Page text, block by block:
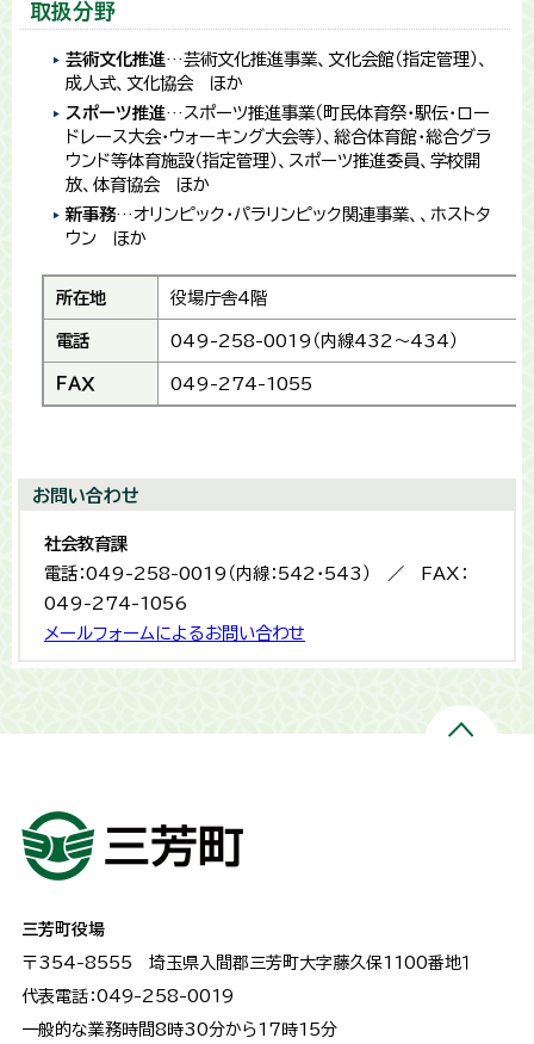
取扱分野
芸術文化推進…芸術文化推進事業、文化会館（指定管理）、
成人式、文化協会 ほか
スポーツ推進…スポーツ推進事業（町民体育祭・駅伝・ロー
ドレース大会・ウォーキング大会等）、総合体育館・総合グラ
ウンド等体育施設（指定管理）、スポーツ推進委員、学校開
放、体育協会 ほか
新事務…オリンピック・パラリンピック関連事業、、ホストタ
ウン ほか
所在地 役場庁舎4階
電話 049-258-0019（内線432～434）
ＦＡＸ 049-274-1055
お問い合わせ
社会教育課
電話：049-258-0019（内線：542・543） ／ FAX：
049-274-1056
メールフォームによるお問い合わせ
三芳町役場
〒354-8555 埼玉県入間郡三芳町大字藤久保1100番地１
代表電話：049-258-0019
一般的な業務時間8時30分から17時15分